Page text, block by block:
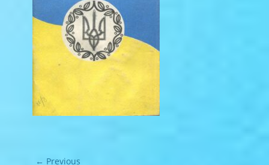
Навігація
← Previous